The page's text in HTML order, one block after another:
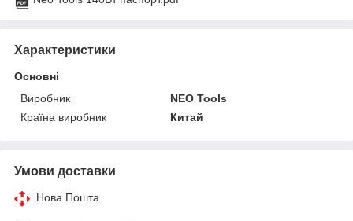
Характеристики
Основні
Виробник
NEO Tools
Країна виробник
Китай
Умови доставки
Нова Пошта